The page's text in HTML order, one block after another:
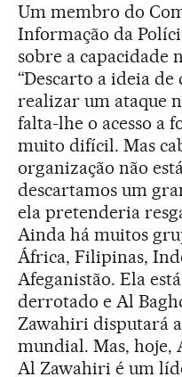
Um membro do
Informação da
sobre a capacidade
“Descarto a ideia de
realizar um ataque
falta-lhe o acesso a
muito difícil. Mas
organização não
descartamos um
ela pretenderia
Ainda há muitos
África, Filipinas,
Afeganistão. Ela
derrotado e Al
Zawahiri disputará
mundial. Mas, hoje,
Al Zawahiri é um